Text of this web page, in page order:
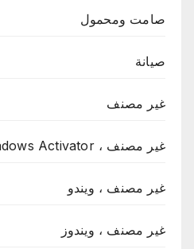
صامت ومحمول
صيانة
غير مصنف
غير مصنف ، Windows Activator
غير مصنف ، ويندو
غير مصنف ، ويندوز